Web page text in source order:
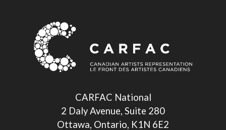
CARFAC National
2 Daly Avenue, Suite 280
Ottawa, Ontario, K1N 6E2